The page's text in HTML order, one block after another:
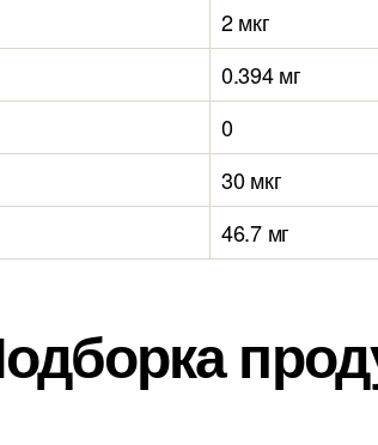
2 мкг
0.394 мг
0
30 мкг
46.7 мг